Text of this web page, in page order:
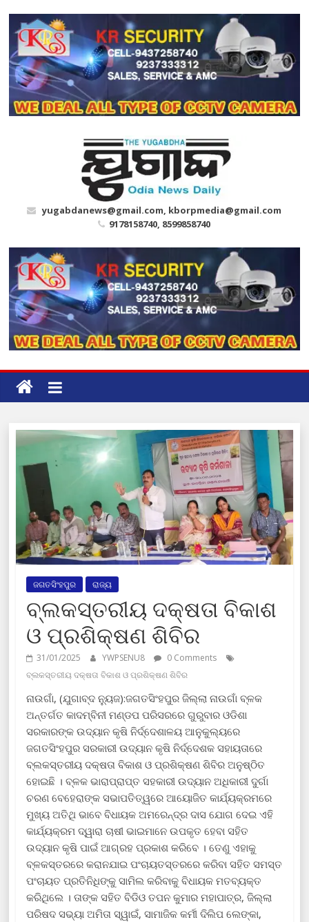
content
yugabdanews@gmail.com, kborpmedia@gmail.com
9178158740, 8599858740
ଜଗତସିଂହପୁର ରାଜ୍ୟ
ବ୍ଲକସ୍ତରୀୟ ଦକ୍ଷତା ବିକାଶ
ଓ ପ୍ରଶିକ୍ଷଣ ଶିବିର
31/01/2025 YWPSENU8
0 Comments
ବ୍ଲକସ୍ତରୀୟ ଦକ୍ଷତା ବିକାଶ ଓ ପ୍ରଶିକ୍ଷଣ ଶିବିର
ନାଉଗାଁ, (ଯୁଗାବ୍ଦ ନ୍ୟୁଜ):ଜଗତସିଂହପୁର ଜିଲ୍ଲା ନାଉଗାଁ ବ୍ଳକ
ଅନ୍ତର୍ଗତ କାଦମ୍ବିନୀ ମଣ୍ଡପ ପରିସରରେ ଗୁରୁବାର ଓଡିଶା
ସରକାରଙ୍କ ଉଦ୍ୟାନ କୃଷି ନିର୍ଦ୍ଦେଶାଳୟ ଆନୁକୁଲ୍ୟରେ
ଜଗତସିଂହପୁର ସରକାରୀ ଉଦ୍ୟାନ କୃଷି ନିର୍ଦ୍ଦେଶକ ସହାୟତାରେ
ବ୍ଲକସ୍ତରୀୟ ଦକ୍ଷତା ବିକାଶ ଓ ପ୍ରଶିକ୍ଷଣ ଶିବିର ଅନୁଷ୍ଠିତ
ହୋଇଛି । ବ୍ଳକ ଭାରାପ୍ରାପ୍ତ ସହକାରୀ ଉଦ୍ୟାନ ଅଧିକାରୀ ଦୁର୍ଗା
ଚରଣ ବେହେରାଙ୍କ ସଭାପତିତ୍ୱରେ ଆୟୋଜିତ କାର୍ଯ୍ୟକ୍ରମରେ
ମୁଖ୍ୟ ଅତିଥି ଭାବେ ବିଧାୟକ ଅମରେନ୍ଦ୍ର ଦାସ ଯୋଗ ଦେଇ ଏହି
କାର୍ଯ୍ୟକ୍ରମ ଦ୍ୱାରା ଚାଷୀ ଭାଇମାନେ ଉପକୃତ ହେବା ସହିତ
ଉଦ୍ୟାନ କୃଷି ପାଇଁ ଆଗ୍ରହ ପ୍ରକାଶ କରିବେ । ତେଣୁ ଏହାକୁ
ବ୍ଳକସ୍ତରରେ କରାନଯାଇ ପଂଚାୟତସ୍ତରରେ କରିବା ସହିତ ସମସ୍ତ
ପଂଚାୟତ ପ୍ରତିନିଧିଙ୍କୁ ସାମିଲ କରିବାକୁ ବିଧାୟକ ମତବ୍ୟକ୍ତ
କରିଥିଲେ । ତାଙ୍କ ସହିତ ବିଡିଓ ତପନ କୁମାର ମହାପାତ୍ର, ଜିଲ୍ଲା
ପରିଷଦ ସଭ୍ୟା ଅମିତା ସ୍ୱାଇଁ, ସାମାଜିକ କର୍ମୀ ଦିଲିପ ଲେଙ୍କା,